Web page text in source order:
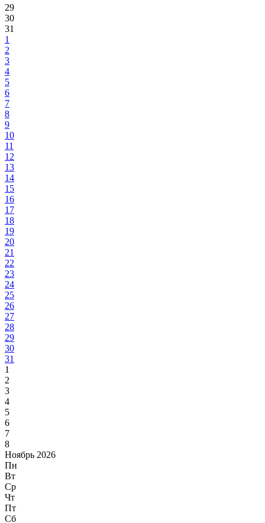
29
30
31
1
2
3
4
5
6
7
8
9
10
11
12
13
14
15
16
17
18
19
20
21
22
23
24
25
26
27
28
29
30
31
1
2
3
4
5
6
7
8
Ноябрь 2026
Пн
Вт
Ср
Чт
Пт
Сб